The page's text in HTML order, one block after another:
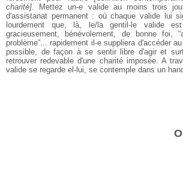
charité]. Mettez un-e valide au moins trois
d'assistanat permanent : où chaque valide lui
lourdement que, là, le/la gentil-le valide
gracieusement, bénévolement, de bonne foi,
problème”... rapidement il-e suppliera d'accéder
possible, de façon à se sentir libre d'agir et
retrouver redevable d'une charité imposée. A
valide se regarde el-lui, se contemple dans un